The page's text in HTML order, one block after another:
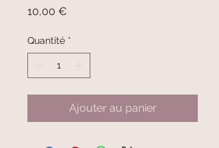
10,00 €
Quantité *
Ajouter au panier